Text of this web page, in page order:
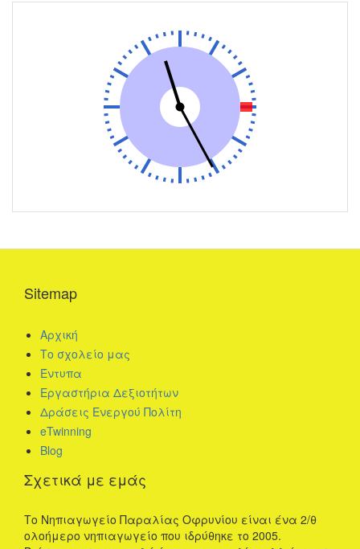
Sitemap
Αρχική
Το σχολείο μας
Έντυπα
Εργαστήρια Δεξιοτήτων
Δράσεις Ενεργού Πολίτη
eTwinning
Blog
Σχετικά με εμάς
Το Νηπιαγωγείο Παραλίας Οφρυνίου είναι ένα 2/θ
ολοήμερο νηπιαγωγείο που ιδρύθηκε το 2005.